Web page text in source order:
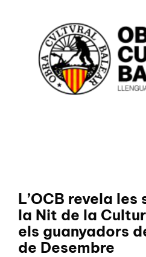
L’OCB revela
la Nit de la
els guanyadors
de Desembre